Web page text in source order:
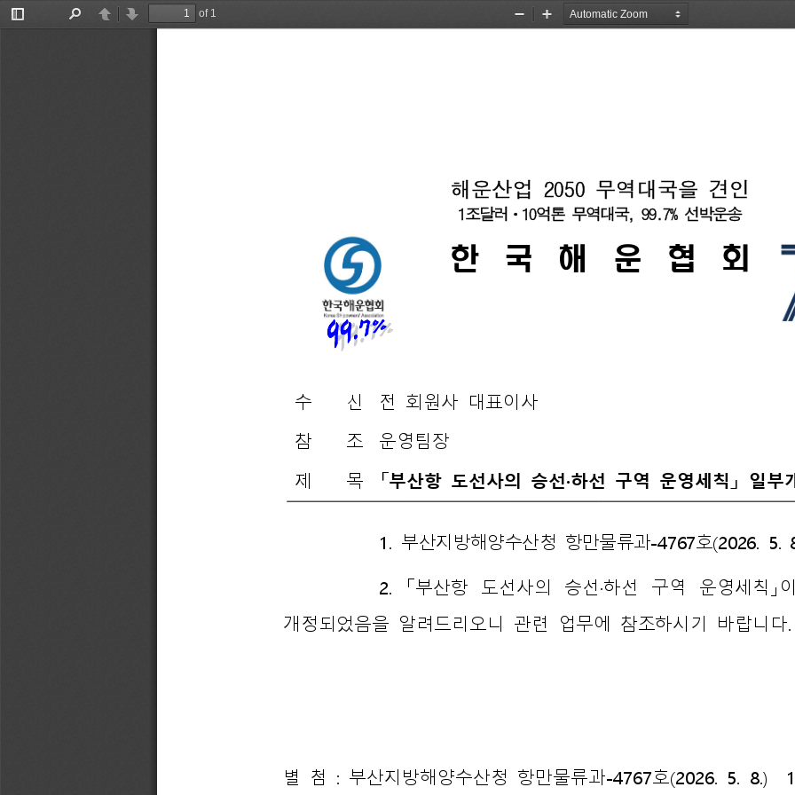
Toggle
PreviousNext
of 1
Zoom
Zoom
수 신 전 회원사 대표이사
참  조 운영팀장
제  목 「부산항 도선사의 승선·하선 구역 운영세칙 」 일부
1. 부산지방해양수산청 항만물류과-4767호(2026. 5.
2. 「부산항 도선사의 승선 ·하선 구역 운영세칙 」이
개정되었음을 알려드리오니 관련 업무에 참조하시기 바랍니다
별 첨 : 부산지방해양수산청 항만물류과 -4767호(2026. 5. 8.) 1
해운산업 2050 무역대국을 견인
1조달러ᆞ10억톤 무역대국, 99.7% 선박운송
한 국 해 운 협 회